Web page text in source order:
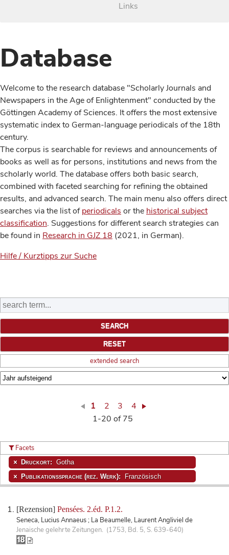
Links
Database
Welcome to the research database "Scholarly Journals and
Newspapers in the Age of Enlightenment" conducted by the
Göttingen Academy of Sciences. It offers the most extensive
systematic index to German-language periodicals of the 18th
century.
The corpus is searchable for reviews and announcements of
books as well as for persons, institutions and news from the
scholarly world. The database offers both basic search,
combined with faceted searching for refining the obtained
results, and advanced search. The main menu also offers direct
searches via the list ofperiodicals or the historical subject
classification. Suggestions for different search strategies can
be found in Research in GJZ 18 (2021, in German).
Hilfe / Kurztipps zur Suche
extended search
1 2 3
4
1-20 of 75
[Rezension] Pensées. 2.éd. P.1.2.
Seneca, Lucius Annaeus ; La Beaumelle, Laurent Angliviel de
Jenaische gelehrte Zeitungen. (1753, Bd. 5, S. 639-640)
Facets
Druckort: Gotha
Publikationssprache (rez. Werk): Französisch